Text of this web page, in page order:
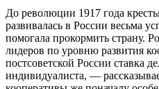
До революции 1917 года
развивалась в России весьма
помогала прокормить страну.
лидеров по уровню развития
постсоветской России ставка
индивидуалиста, —